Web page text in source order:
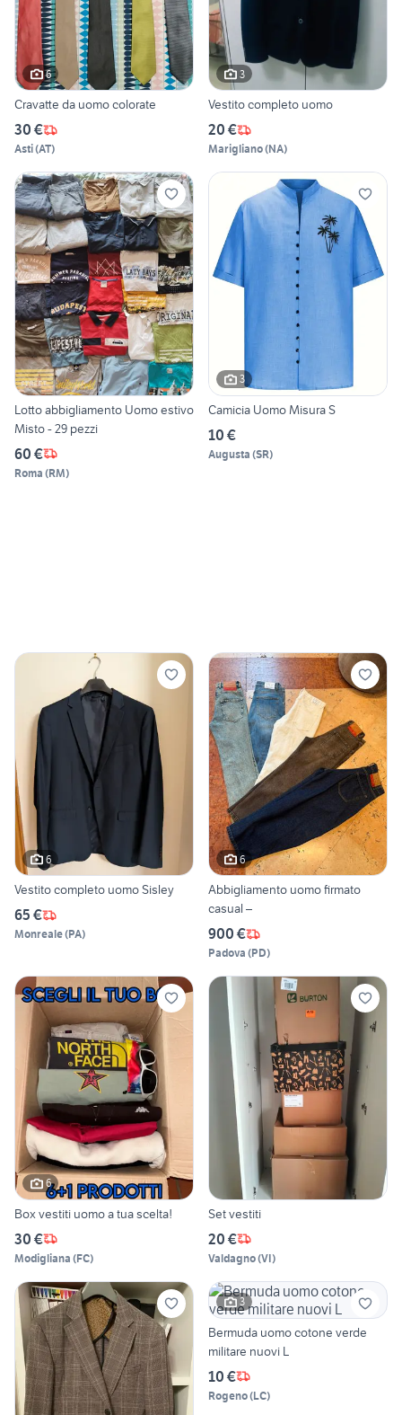
6
Cravatte da uomo colorate
30 €
Asti(AT)
3
Vestito completo uomo
20 €
Marigliano(NA)
Lotto abbigliamento Uomo estivo
Misto - 29 pezzi
60 €
Roma (RM)
3
Camicia Uomo Misura S
10 €
Augusta (SR)
6
Vestito completo uomo Sisley
65 €
Monreale(PA)
6
Abbigliamento uomo firmato
casual –
900 €
Padova (PD)
6
Box vestiti uomo a tua scelta!
30 €
Modigliana (FC)
Set vestiti
20 €
Valdagno(VI)
3
Bermuda uomo cotone verde
militare nuovi L
10 €
Rogeno(LC)